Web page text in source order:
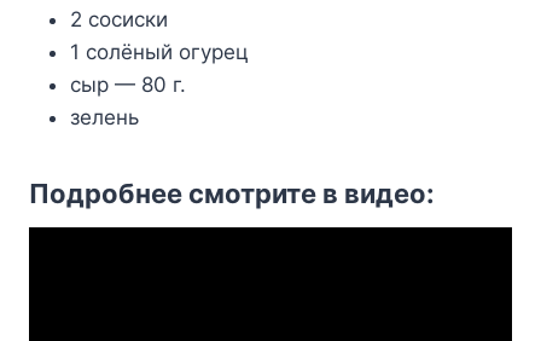
2 сосиски
1 солёный огурец
сыр — 80 г.
зелень
Подробнее смотрите в видео: